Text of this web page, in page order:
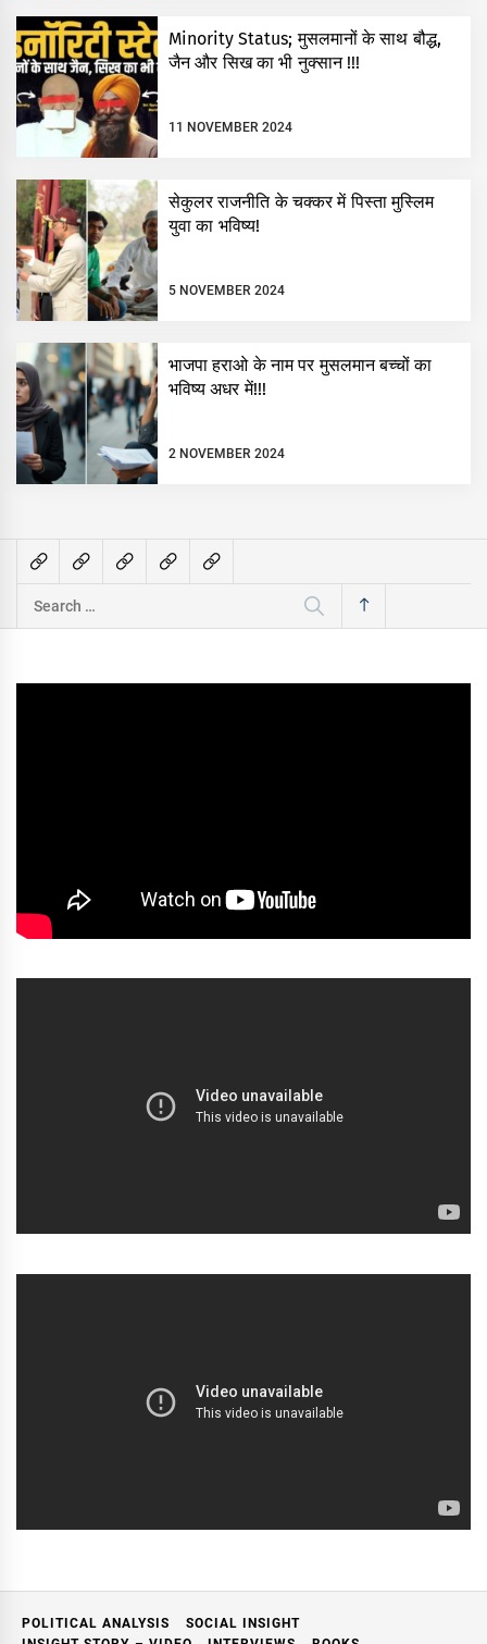
Minority Status; मुसलमानों के साथ बौद्ध,
जैन और सिख का भी नुक्सान !!!
11 NOVEMBER 2024
सेकुलर राजनीति के चक्कर में पिस्ता मुस्लिम
युवा का भविष्य!
5 NOVEMBER 2024
भाजपा हराओ के नाम पर मुसलमान बच्चों का
भविष्य अधर में!!!
2 NOVEMBER 2024
Search
for:
POLITICAL ANALYSIS
SOCIAL INSIGHT